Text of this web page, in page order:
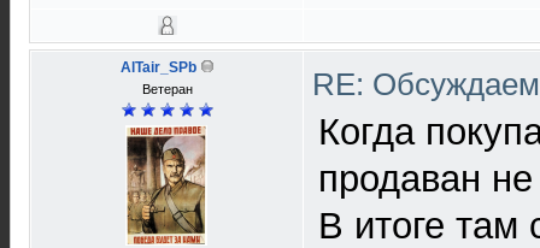
AlTair_SPb
Ветеран RE:
Когда
продаван
В итоге там